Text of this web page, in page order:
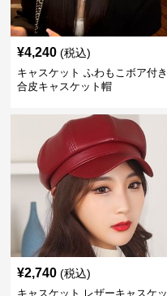
¥4,240 (税込)
キャスケット ふわもこボア付き
合皮キャスケット帽
¥2,740 (税込)
キャスケット レザーキャスケッ